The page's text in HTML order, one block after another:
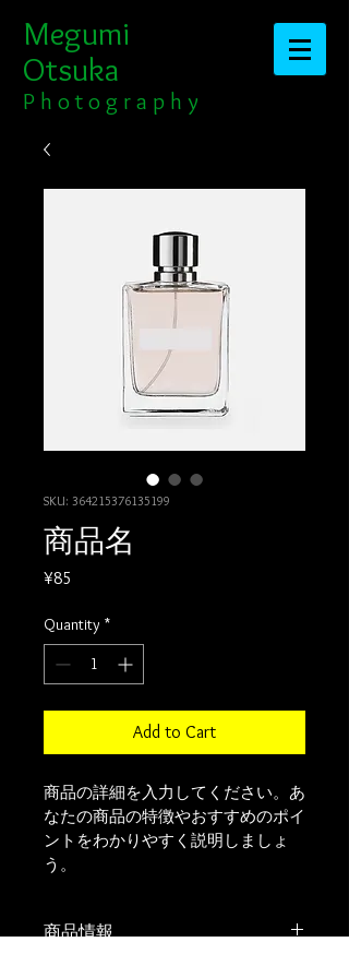
Megumi
Otsuka​​​​​​​
​​​P h o t o g r a p h y
SKU: 364215376135199
商品名
¥85
Quantity *
Add to Cart
商品の詳細を入力してください。あ
なたの商品の特徴やおすすめのポイ
ントをわかりやすく説明しましょ
う。
商品情報